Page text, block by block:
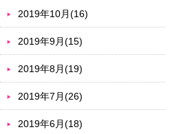
2019年10月(16)
2019年9月(15)
2019年8月(19)
2019年7月(26)
2019年6月(18)